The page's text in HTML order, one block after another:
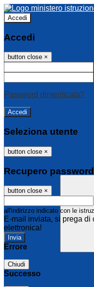
Accedi
Accedi
button close ×
Password dimenticata?
Seleziona utente
button close ×
Recupero password
button close ×
all'indirizzo indicato con le
E-mail inviata, si prega
elettronica!
Errore
Chiudi
Successo